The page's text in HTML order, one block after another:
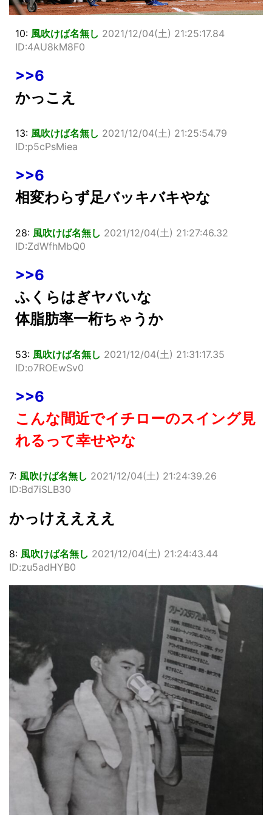
10: 風吹けば名無し 2021/12/04(土) 21:25:17.84
ID:4AU8kM8F0
>>6
かっこえ
13: 風吹けば名無し 2021/12/04(土) 21:25:54.79
ID:p5cPsMiea
>>6
相変わらず足バッキバキやな
28: 風吹けば名無し 2021/12/04(土) 21:27:46.32
ID:ZdWfhMbQ0
>>6
ふくらはぎヤバいな
体脂肪率一桁ちゃうか
53: 風吹けば名無し 2021/12/04(土) 21:31:17.35
ID:o7ROEwSv0
>>6
こんな間近でイチローのスイング見
れるって幸せやな
7: 風吹けば名無し 2021/12/04(土) 21:24:39.26
ID:Bd7iSLB30
かっけええええ
8: 風吹けば名無し 2021/12/04(土) 21:24:43.44
ID:zu5adHYB0